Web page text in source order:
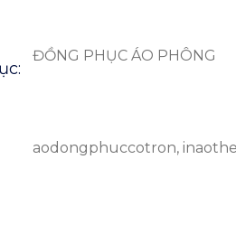
ĐỒNG PHỤC ÁO PHÔNG
aodongphuccotron,